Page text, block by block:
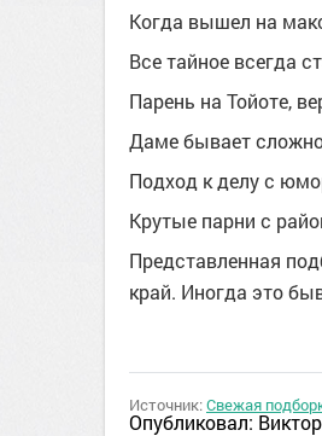
Когда вышел на
Все тайное всегда
Парень на Тойоте,
Даме бывает сложно
Подход к делу с
Крутые парни с
Представленная
край. Иногда это
Источник:Свежая
Опубликовал: